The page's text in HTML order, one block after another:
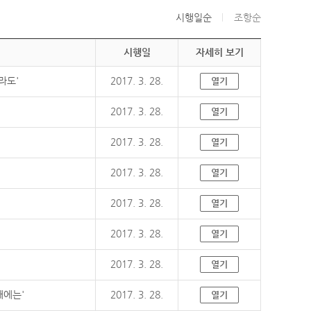
시행일순 조항순
시행일 자세히 보기
도' 2017. 3. 28. 열기
2017. 3. 28. 열기
2017. 3. 28. 열기
2017. 3. 28. 열기
2017. 3. 28. 열기
2017. 3. 28. 열기
2017. 3. 28. 열기
에는' 2017. 3. 28. 열기